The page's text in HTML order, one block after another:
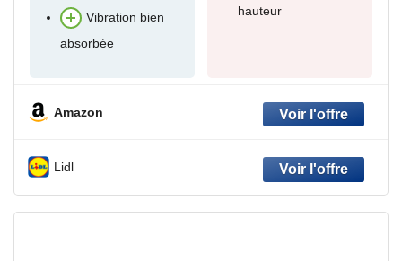
Vibration bien
absorbée
hauteur
Amazon
Lidl